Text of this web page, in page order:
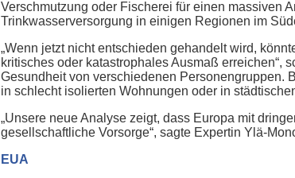
Verschmutzung oder Fischerei für einen massiven
Trinkwasserversorgung in einigen Regionen im
„Wenn jetzt nicht entschieden gehandelt wird,
kritisches oder katastrophales Ausmaß erreichen“,
Gesundheit von verschiedenen Personengruppen.
in schlecht isolierten Wohnungen oder in
„Unsere neue Analyse zeigt, dass Europa mit
gesellschaftliche Vorsorge“, sagte Expertin Ylä-
EUA